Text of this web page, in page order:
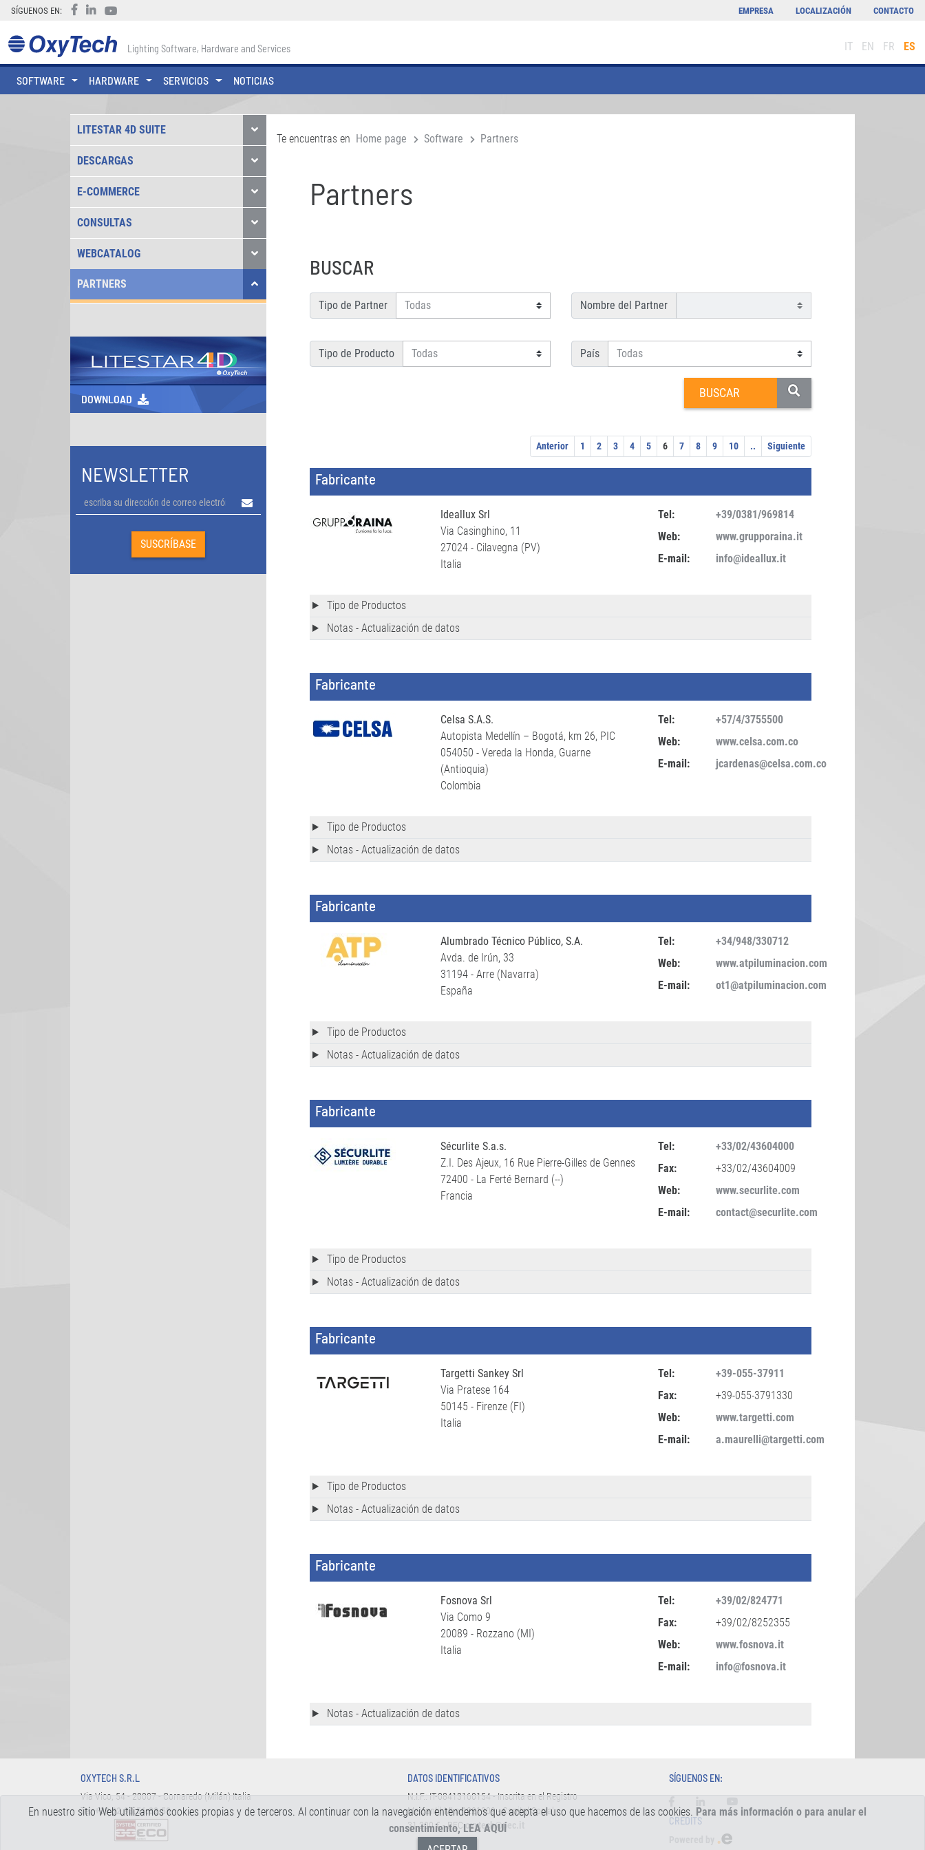
SÍGUENOS EN:
IT EN FR ES
Lighting Software, Hardware and Services
SOFTWARE HARDWARE SERVICIOS NOTICIAS
EMPRESA LOCALIZACIÓN CONTACTO
Te encuentras en Home page Software Partners
Partners
BUSCAR
Tipo de Partner Nombre del Partner
Tipo de Producto País
Anterior 1 2 3 4 5 6 7 8 9 10 .. Siguiente
Fabricante
Ideallux Srl
Via Casinghino, 11
27024 - Cilavegna (PV)
Italia
Tel:
+39/0381/969814
Web:
www.grupporaina.it
E-mail:
info@ideallux.it
Tipo de Productos
Notas - Actualización de datos
Fabricante
Celsa S.A.S.
Autopista Medellín – Bogotá, km 26, PIC
054050 - Vereda la Honda, Guarne
(Antioquia)
Colombia
Tel:
+57/4/3755500
Web:
www.celsa.com.co
E-mail:
jcardenas@celsa.com.co
Tipo de Productos
Notas - Actualización de datos
Fabricante
Alumbrado Técnico Público, S.A.
Avda. de Irún, 33
31194 - Arre (Navarra)
España
Tel:
+34/948/330712
Web:
www.atpiluminacion.com
E-mail:
ot1@atpiluminacion.com
Tipo de Productos
Notas - Actualización de datos
Fabricante
Sécurlite S.a.s.
Z.I. Des Ajeux, 16 Rue Pierre-Gilles de Gennes
72400 - La Ferté Bernard (--)
Francia
Tel:
+33/02/43604000
Fax:
+33/02/43604009
Web:
www.securlite.com
E-mail:
contact@securlite.com
Tipo de Productos
Notas - Actualización de datos
Fabricante
Targetti Sankey Srl
Via Pratese 164
50145 - Firenze (FI)
Italia
Tel:
+39-055-37911
Fax:
+39-055-3791330
Web:
www.targetti.com
E-mail:
a.maurelli@targetti.com
Tipo de Productos
Notas - Actualización de datos
Fabricante
Fosnova Srl
Via Como 9
20089 - Rozzano (MI)
Italia
Tel:
+39/02/824771
Fax:
+39/02/8252355
Web:
www.fosnova.it
E-mail:
info@fosnova.it
Notas - Actualización de datos
LITESTAR 4D SUITE
DESCARGAS
E-COMMERCE
CONSULTAS
WEBCATALOG
PARTNERS
DOWNLOAD
NEWSLETTER
OXYTECH S.R.L
Via Vico, 54 - 20007 - Cornaredo (Milán) Italia
Tel. +39 02.93.56.32.58
DATOS IDENTIFICATIVOS
N.I.F.: IT-08413160154 - Inscrita en el Registro
Mercantil MI n.1221909 - Capital Social:
31.200 € - PECoxytech@pec.it
SÍGUENOS EN:
CREDITS
En nuestro sitio Web utilizamos cookies propias y de terceros. Al continuar con la navegación entendemos que acepta el uso que hacemos de las cookies. Para más información o para anular el
consentimiento, LEA AQUÍ